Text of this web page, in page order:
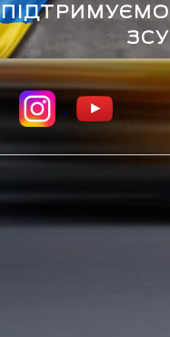
ПІДТРИМУЄМО
ЗСУ